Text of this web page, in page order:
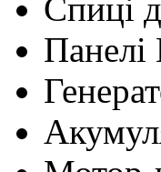
Cпиці
Панелі